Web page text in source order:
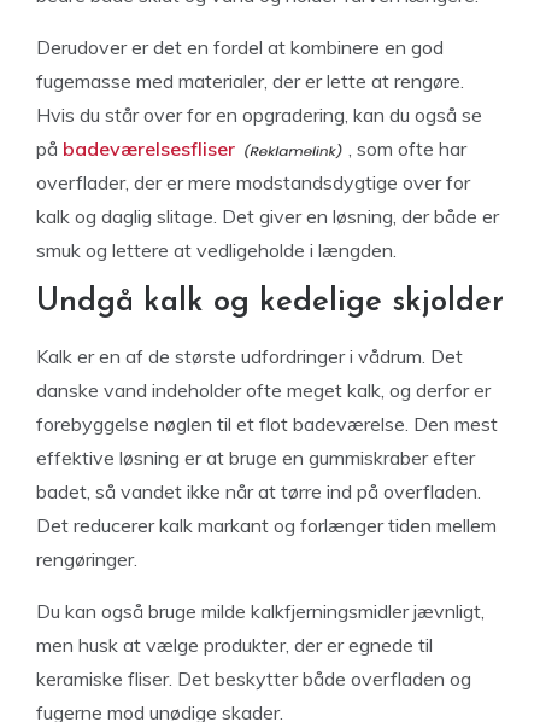
Derudover er det en fordel at kombinere en god
fugemasse med materialer, der er lette at rengøre.
Hvis du står over for en opgradering, kan du også se
på badeværelsesfliser
, som ofte har
overflader, der er mere modstandsdygtige over for
kalk og daglig slitage. Det giver en løsning, der både er
smuk og lettere at vedligeholde i længden.
Undgå kalk og kedelige skjolder
Kalk er en af de største udfordringer i vådrum. Det
danske vand indeholder ofte meget kalk, og derfor er
forebyggelse nøglen til et flot badeværelse. Den mest
effektive løsning er at bruge en gummiskraber efter
badet, så vandet ikke når at tørre ind på overfladen.
Det reducerer kalk markant og forlænger tiden mellem
rengøringer.
Du kan også bruge milde kalkfjerningsmidler jævnligt,
men husk at vælge produkter, der er egnede til
keramiske fliser. Det beskytter både overfladen og
fugerne mod unødige skader.